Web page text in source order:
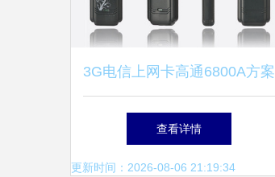
3G电信上网卡高通6800A方案
中东市场新宠，深圳工厂直供
优势解析
查看详情
更新时间：2026-08-06 21:19:34